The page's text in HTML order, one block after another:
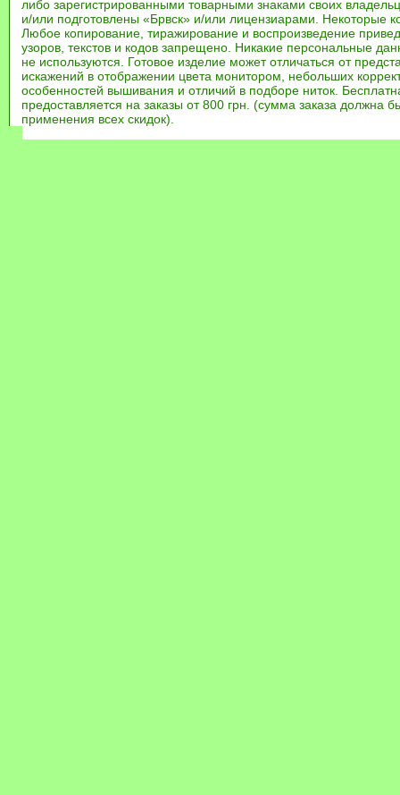
либо зарегистрированными товарными знаками своих
и/или подготовлены «Брвск» и/или лицензиарами. Некоторые
Любое копирование, тиражирование и воспроизведение
узоров, текстов и кодов запрещено. Никакие персональные
не используются. Готовое изделие может отличаться от
искажений в отображении цвета монитором, небольших
особенностей вышивания и отличий в подборе ниток.
предоставляется на заказы от 800 грн. (сумма заказа должна
применения всех скидок).